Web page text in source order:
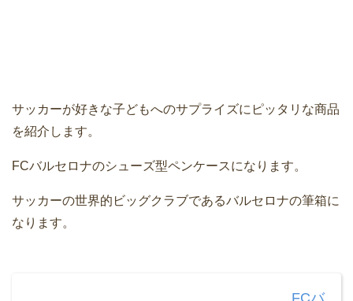
サッカーが好きな子どもへのサプライズにピッタリな商品
を紹介します。
FCバルセロナのシューズ型ペンケースになります。
サッカーの世界的ビッグクラブであるバルセロナの筆箱に
なります。
FCバ